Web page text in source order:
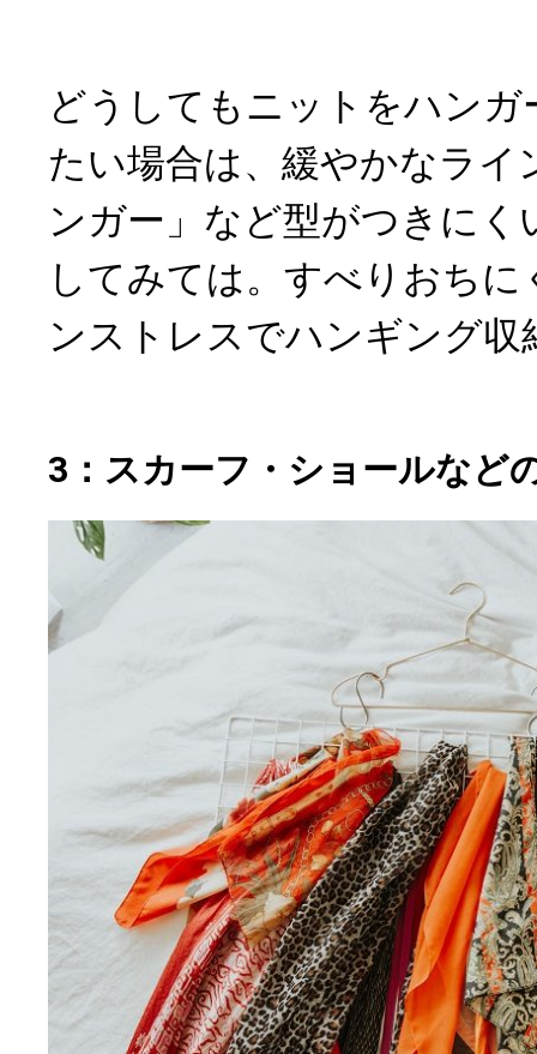
どうしてもニットをハン
たい場合は、緩やかなライ
ンガー」など型がつきにく
してみては。すべりおち
ンストレスでハンギング収
3：スカーフ・ショールなど